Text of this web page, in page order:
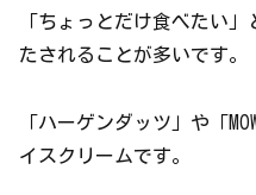
「ちょっとだけ食べたい
たされることが多いです。
「ハーゲンダッツ」や「
イスクリームです。